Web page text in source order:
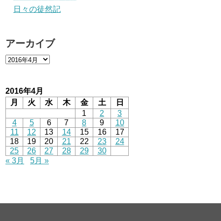
日々の徒然記
アーカイブ
2016年4月
月
火 水 木 金 土
日
1
2
3
4
5 6 7 8 9
10
11
12 13 14 15 16
17
18
19 20 21 22 23
24
25
26 27 28 29
30
« 3月
5月 »